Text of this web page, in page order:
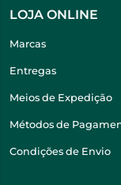
LOJA ONLINE
Marcas
Entregas
Meios de Expedição
Métodos de
Condições de Envio